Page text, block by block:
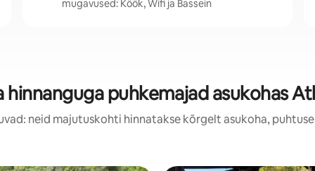
mugavused: Köök, Wifi ja Bassein
hinnanguga puhkemajad asukohas
neid majutuskohti hinnatakse kõrgelt asukoha,